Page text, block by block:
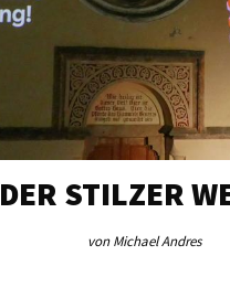
DER STILZER
von Michael Andres